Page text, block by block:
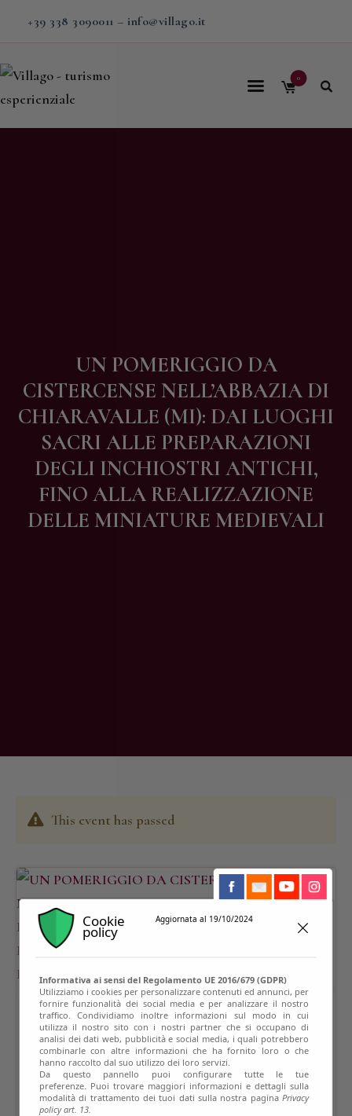
+39 338 3090011 – info@villago.it
0
UN POMERIGGIO DA
CISTERCENSE NELL’ABBAZIA DI
CHIARAVALLE (MI): DAI LUOGHI
SACRI ALLE PREPARAZIONI
DEGLI INCHIOSTRI ANTICHI,
FINO ALLA REALIZZAZIONE
DELLE MINIATURE MEDIEVALI
Home
Contatti
This event has passed
Cookie
policy
Aggiornata al 19/10/2024
Informativa ai sensi del Regolamento UE 2016/679 (GDPR)
Utilizziamo i cookies per personalizzare contenuti ed annunci, per
fornire funzionalità dei social media e per analizzare il nostro
traffico. Condividiamo inoltre informazioni sul modo in cui
utilizza il nostro sito con i nostri partner che si occupano di
analisi dei dati web, pubblicità e social media, i quali potrebbero
combinarle con altre informazioni che ha fornito loro o che
hanno raccolto dal suo utilizzo dei loro servizi.
Da questo pannello puoi configurare tutte le tue
preferenze. Puoi trovare maggiori informazioni e dettagli sulla
modalità di trattamento dei tuoi dati sulla nostra paginaPrivacy
policy art. 13.